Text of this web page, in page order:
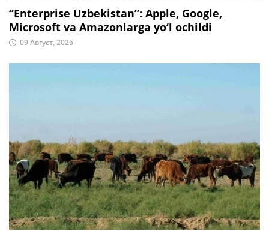
“Enterprise Uzbekistan”: Apple, Google,
Microsoft va Amazonlarga yo‘l ochildi
09 Август, 2026